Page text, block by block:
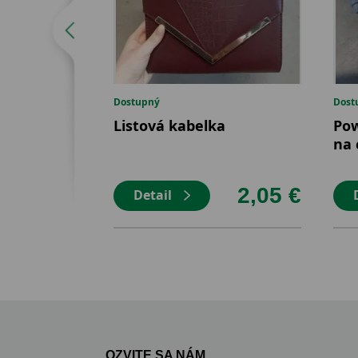
Dostupný
Listová kabelka
Detail 2,05 €
na
OZVITE SA NÁM